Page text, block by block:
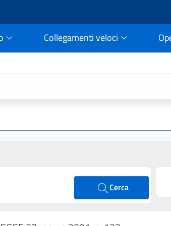
Collegamenti veloci
Cerca